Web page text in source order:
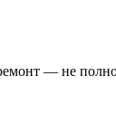
— не